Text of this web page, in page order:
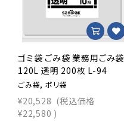
ゴミ袋 ごみ袋 業務用ごみ袋
120L 透明 200枚 L-94
ごみ袋, ポリ袋
¥20,528 (税込価格
¥22,580 )